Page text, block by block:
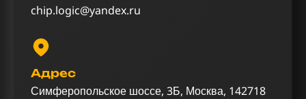
chip.logic@yandex.ru
Адрес
Симферопольское шоссе, 3Б, Москва, 142718